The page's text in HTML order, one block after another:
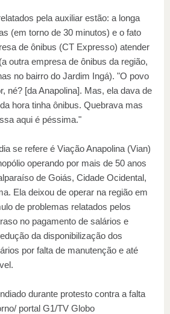
pela auxiliar estão: a longa
(em torno de 30 minutos) e o fato
de ônibus (CT Expresso) atender
outra empresa de ônibus da região,
no bairro do Jardim Ingá). "O povo
né? [da Anapolina]. Mas, ela dava de
hora tinha ônibus. Quebrava mas
aqui é péssima."
se refere é Viação Anapolina (Vian)
operando por mais de 50 anos
de Goiás, Cidade Ocidental,
Ela deixou de operar na região em
de problemas relatados pelos
no pagamento de salários e
da disponibilização dos
por falta de manutenção e até
durante protesto contra a falta
portal G1/TV Globo